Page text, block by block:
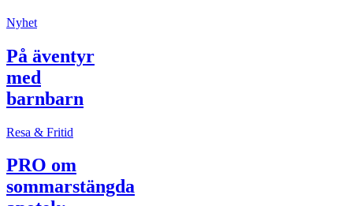
Nyhet
På äventyr
med
barnbarn
Resa & Fritid
PRO om
sommarstängda